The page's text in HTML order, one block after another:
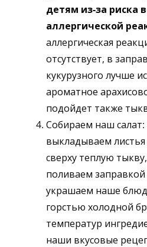
детям из-за риска
аллергической
аллергическая
отсутствует, в
кукурузного лучше
ароматное
подойдет также
Собираем наш
выкладываем
сверху теплую
поливаем
украшаем наше
горстью холодной
температур
наши вкусовые